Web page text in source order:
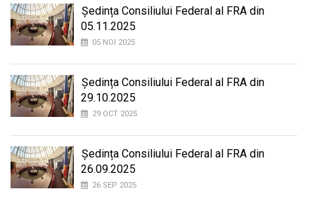
Ședința Consiliului Federal al FRA din
05.11.2025
05 NOI 2025
Ședința Consiliului Federal al FRA din
29.10.2025
29 OCT 2025
Ședința Consiliului Federal al FRA din
26.09.2025
26 SEP 2025